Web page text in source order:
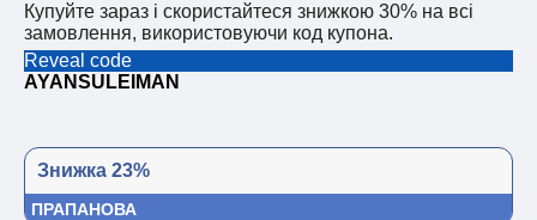
Купуйте зараз і скористайтеся знижкою 30% на всі
замовлення, використовуючи код купона.
Reveal code
AYANSULEIMAN
Знижка 23%
ПРАПАНОВА